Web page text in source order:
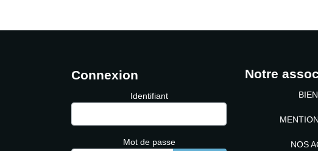
Connexion
Identifiant
Mot de passe
Notre
NOS